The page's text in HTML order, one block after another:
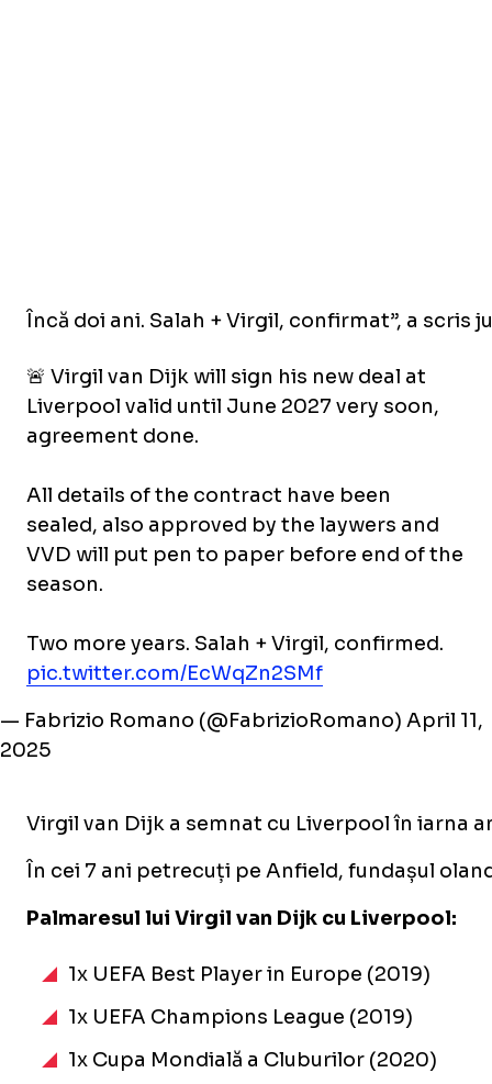
Încă doi ani. Salah + Virgil, confirmat”, a scris
🚨 Virgil van Dijk will sign his new deal at
Liverpool valid until June 2027 very soon,
agreement done.
All details of the contract have been
sealed, also approved by the laywers and
VVD will put pen to paper before end of the
season.
Two more years. Salah + Virgil, confirmed.
pic.twitter.com/EcWqZn2SMf
— Fabrizio Romano (@FabrizioRomano) April 11,
2025
Virgil van Dijk a semnat cu Liverpool în iarna
În cei 7 ani petrecuți pe Anfield, fundașul
Palmaresul lui Virgil van Dijk cu Liverpool:
1x UEFA Best Player in Europe (2019)
1x UEFA Champions League (2019)
1x Cupa Mondială a Cluburilor (2020)